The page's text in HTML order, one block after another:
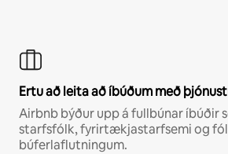
Ertu að leita að íbúðum með
Airbnb býður upp á fullbúnar íbúðir
starfsfólk, fyrirtækjastarfsemi og
búferlaflutningum.